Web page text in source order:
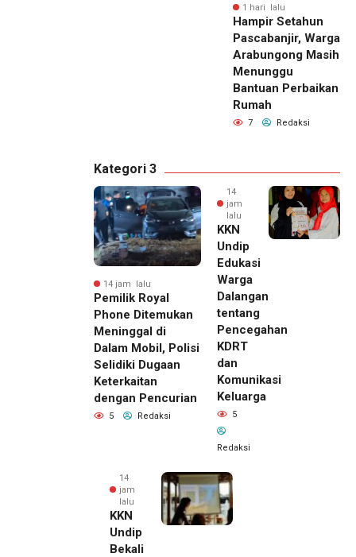
1 hari lalu
Hampir Setahun
Pascabanjir, Warga
Arabungong Masih
Menunggu
Bantuan Perbaikan
Rumah
7 Redaksi
Kategori 3
14 jam lalu
Pemilik Royal
Phone Ditemukan
Meninggal di
Dalam Mobil, Polisi
Selidiki Dugaan
Keterkaitan
dengan Pencurian
5 Redaksi
14
jam
lalu
KKN
Undip
Edukasi
Warga
Dalangan
tentang
Pencegahan
KDRT
dan
Komunikasi
Keluarga
5
Redaksi
14
jam
lalu
KKN
Undip
Bekali